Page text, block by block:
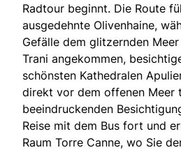
Radtour beginnt. Die Route
ausgedehnte Olivenhaine,
Gefälle dem glitzernden
Trani angekommen,
schönsten Kathedralen
direkt vor dem offenen Meer
beeindruckenden
Reise mit dem Bus fort und
Raum Torre Canne, wo Sie